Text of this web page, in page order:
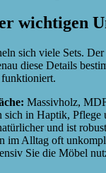
wichtigen
sich viele Sets.
diese Details
Massivholz,
sich in Haptik, Pflege
und ist
im Alltag oft
Sie die Möbel